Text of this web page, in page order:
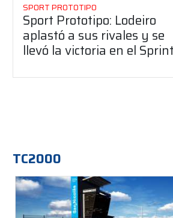
SPORT PROTOTIPO
Sport Prototipo: Lodeiro
aplastó a sus rivales y se
llevó la victoria en el Sprint
TC2000